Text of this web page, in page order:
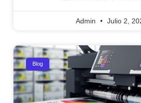
Admin Julio 2,
Blog